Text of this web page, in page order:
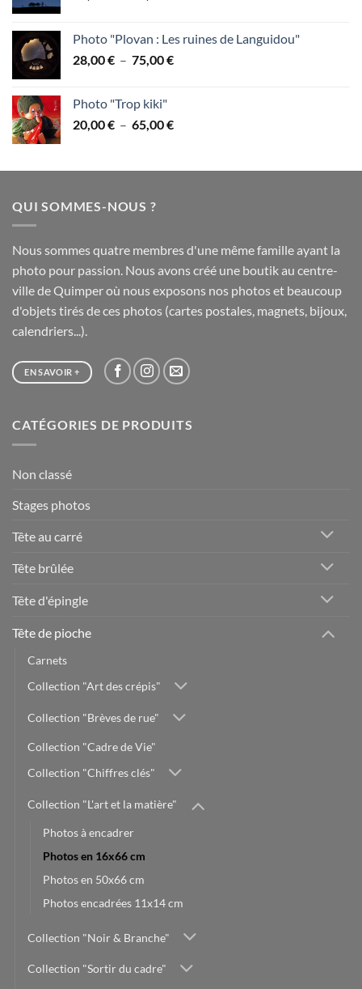
28,00 €
à
Photo "Plovan : Les ruines de Languidou"
28,00€ – 75,00€Plage
à
Photo "Trop kiki"
20,00€ – 65,00€Plage
20,00 €
QUI SOMMES-NOUS ?
Nous sommes quatre membres d'une même famille ayant la
photo pour passion. Nous avons créé une boutik au centre-
ville de Quimper où nous exposons nos photos et beaucoup
d'objets tirés de ces photos (cartes postales, magnets, bijoux,
calendriers...).
EN SAVOIR +
CATÉGORIES DE PRODUITS
Non classé
Stages photos
Tête au carré
Tête brûlée
Tête d'épingle
Tête de pioche
Carnets
Collection "Art des crépis"
Collection "Brèves de rue"
Collection "Cadre de Vie"
Collection "Chiffres clés"
Collection "L'art et la matière"
Photos à encadrer
Photos en 16x66 cm
Photos en 50x66 cm
Photos encadrées 11x14 cm
Collection "Noir & Branche"
Collection "Sortir du cadre"